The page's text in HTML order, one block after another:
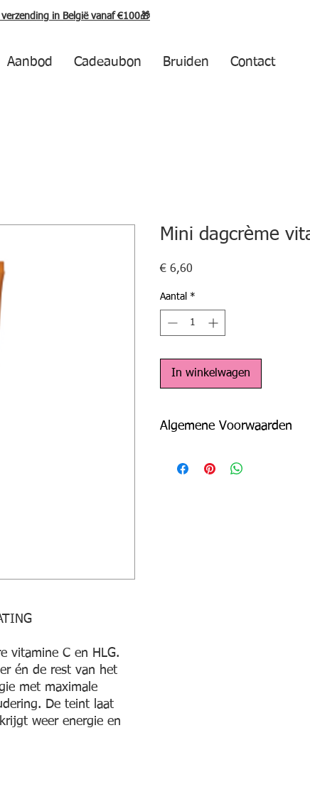
Aanbod Cadeaubon Bruiden Contact
vitamine C en HLG.
én de rest van het
met maximale
De teint laat
weer energie en
Mini dagcrème
€ 6,60
Aantal *
In winkelwagen
Algemene Voorwaarden
producten als op behandelingen.
verzending in België vanaf €100🎁